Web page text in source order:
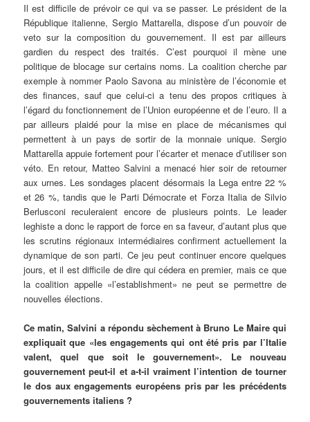
Il est difficile de prévoir ce qui va se passer. Le président de la
République italienne, Sergio Mattarella, dispose d’un pouvoir de
veto sur la composition du gouvernement. Il est par ailleurs
gardien du respect des traités. C’est pourquoi il mène une
politique de blocage sur certains noms. La coalition cherche par
exemple à nommer Paolo Savona au ministère de l’économie et
des finances, sauf que celui-ci a tenu des propos critiques à
l’égard du fonctionnement de l’Union européenne et de l’euro. Il a
par ailleurs plaidé pour la mise en place de mécanismes qui
permettent à un pays de sortir de la monnaie unique. Sergio
Mattarella appuie fortement pour l’écarter et menace d’utiliser son
véto. En retour, Matteo Salvini a menacé hier soir de retourner
aux urnes. Les sondages placent désormais la Lega entre 22 %
et 26 %, tandis que le Parti Démocrate et Forza Italia de Silvio
Berlusconi reculeraient encore de plusieurs points. Le leader
leghiste a donc le rapport de force en sa faveur, d’autant plus que
les scrutins régionaux intermédiaires confirment actuellement la
dynamique de son parti. Ce jeu peut continuer encore quelques
jours, et il est difficile de dire qui cédera en premier, mais ce que
la coalition appelle «l’establishment» ne peut se permettre de
nouvelles élections.
Ce matin, Salvini a répondu sèchement à Bruno Le Maire qui
expliquait que «les engagements qui ont été pris par l’Italie
valent, quel que soit le gouvernement». Le nouveau
gouvernement peut-il et a-t-il vraiment l’intention de tourner
le dos aux engagements européens pris par les précédents
gouvernements italiens ?